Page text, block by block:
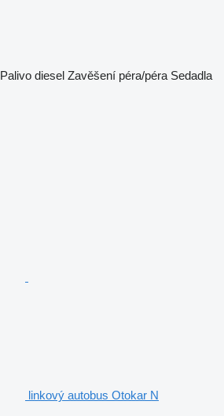
Palivo diesel Zavěšení péra/péra Sedadla
linkový autobus Otokar N